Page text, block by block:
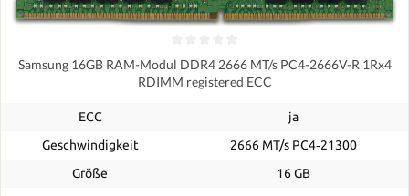
Samsung 16GB RAM-Modul DDR4 2666 MT/s PC4-2666V-R 1Rx4
RDIMM registered ECC
ECC
ja
Geschwindigkeit
2666 MT/s PC4‑21300
Größe
16 GB